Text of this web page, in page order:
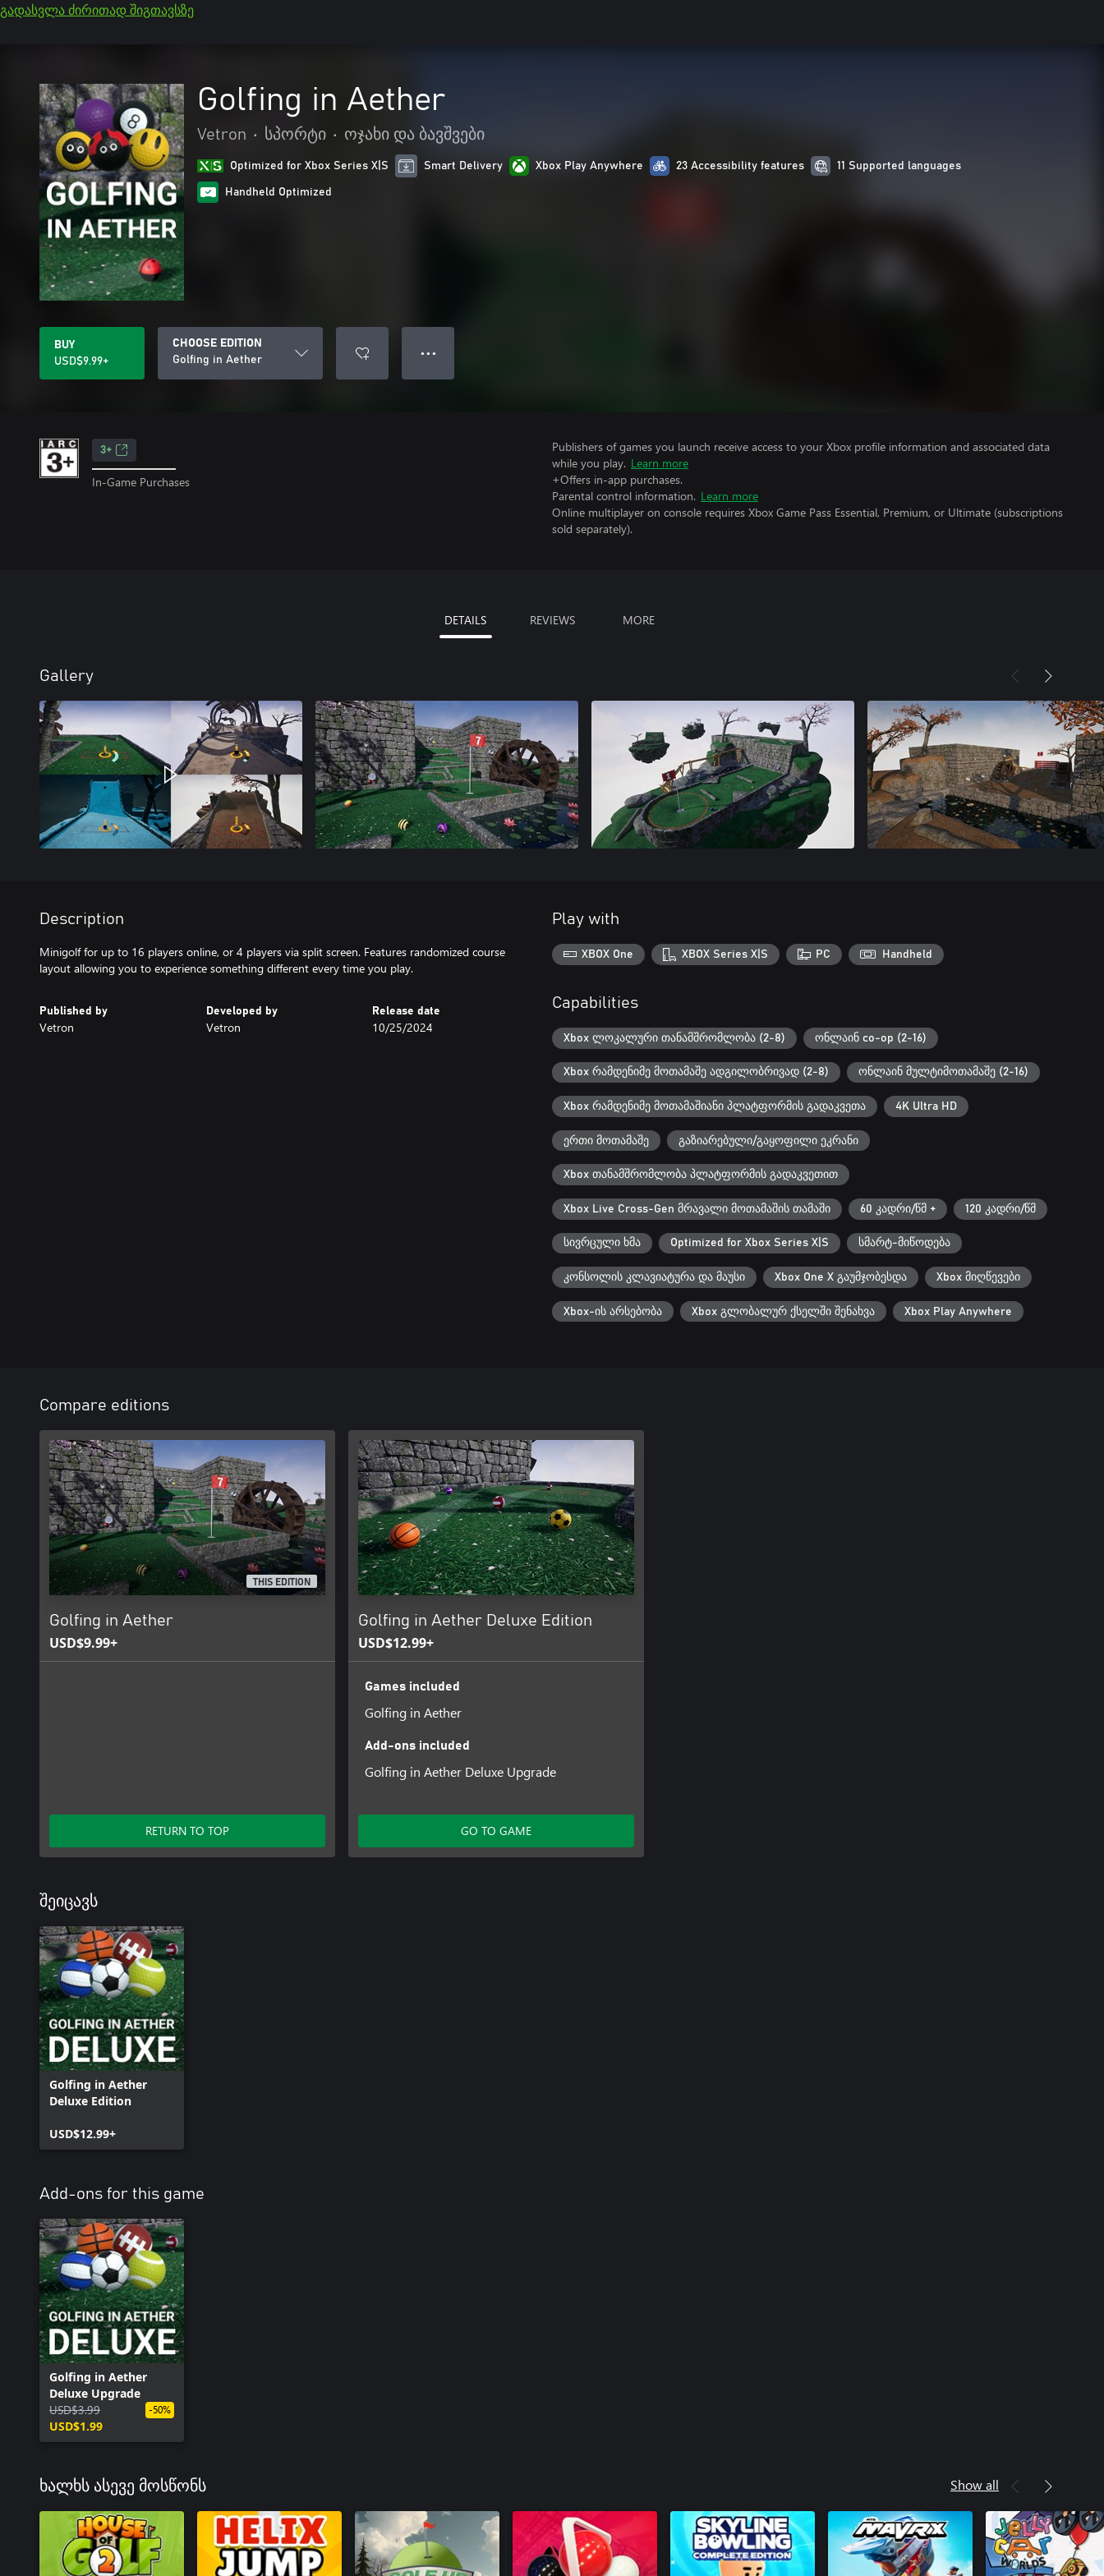
გადასვლა ძირითად შიგთავსზე
Golfing in Aether
Vetron • სპორტი • ოჯახი და ბავშვები
Optimized for Xbox Series X|S Smart Delivery Xbox Play Anywhere 23 Accessibility features 11 Supported languages
Handheld Optimized
BUY
USD$9.99+
CHOOSE EDITION
Golfing in Aether
● ● ●
3+
In-Game Purchases
Publishers of games you launch receive access to your Xbox profile information and associated data
while you play. Learn more
+Offers in-app purchases.
Parental control information. Learn more
Online multiplayer on console requires Xbox Game Pass Essential, Premium, or Ultimate (subscriptions
sold separately).
DETAILS REVIEWS MORE
Gallery
Description
Minigolf for up to 16 players online, or 4 players via split screen. Features randomized course
layout allowing you to experience something different every time you play.
Published by
Vetron
Developed by
Vetron
Release date
10/25/2024
Play with
XBOX One XBOX Series X|S PC Handheld
Capabilities
Xbox ლოკალური თანამშრომლობა (2-8) ონლაინ co-op (2-16)
Xbox რამდენიმე მოთამაშე ადგილობრივად (2-8) ონლაინ მულტიმოთამაშე (2-16)
Xbox რამდენიმე მოთამაშიანი პლატფორმის გადაკვეთა 4K Ultra HD
ერთი მოთამაშე გაზიარებული/გაყოფილი ეკრანი
Xbox თანამშრომლობა პლატფორმის გადაკვეთით
Xbox Live Cross-Gen მრავალი მოთამაშის თამაში 60 კადრი/წმ + 120 კადრი/წმ
სივრცული ხმა Optimized for Xbox Series X|S სმარტ-მიწოდება
კონსოლის კლავიატურა და მაუსი Xbox One X გაუმჯობესდა Xbox მიღწევები
Xbox-ის არსებობა Xbox გლობალურ ქსელში შენახვა Xbox Play Anywhere
Compare editions
THIS EDITION
Golfing in Aether
USD$9.99+
RETURN TO TOP
Golfing in Aether Deluxe Edition
USD$12.99+
Games included
Golfing in Aether
Add-ons included
Golfing in Aether Deluxe Upgrade
GO TO GAME
შეიცავს
Golfing in Aether
Deluxe Edition
USD$12.99+
Add-ons for this game
Golfing in Aether
Deluxe Upgrade
USD$3.99
USD$1.99
-50%
ხალხს ასევე მოსწონს Show all